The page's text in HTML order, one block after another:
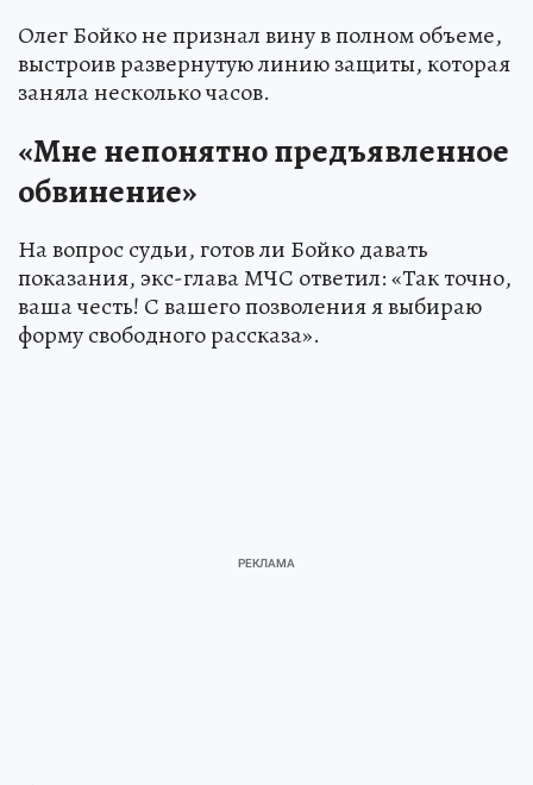
Олег Бойко не признал вину в полном объеме,
выстроив развернутую линию защиты, которая
заняла несколько часов.
«Мне непонятно предъявленное
обвинение»
На вопрос судьи, готов ли Бойко давать
показания, экс-глава МЧС ответил: «Так точно,
ваша честь! С вашего позволения я выбираю
форму свободного рассказа».